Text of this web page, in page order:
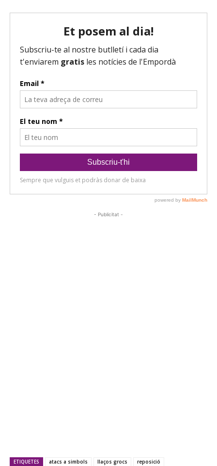
- Publicitat -
ETIQUETES atacs a simbols llaços grocs reposició